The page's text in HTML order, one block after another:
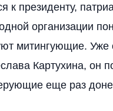
к президенту,
организации
митингующие. Уже
Картухина, он
еще раз